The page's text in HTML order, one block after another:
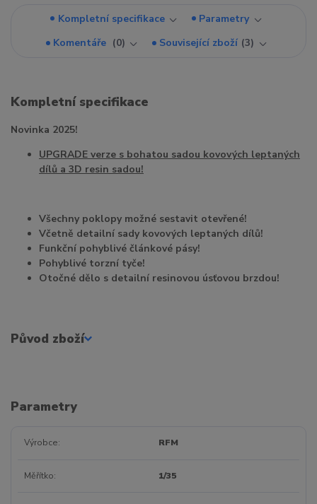
Kompletní specifikace
Parametry
Komentáře
0 Související zboží 3
Kompletní specifikace
Novinka 2025!
UPGRADE verze s bohatou sadou kovových leptaných
dílů a 3D resin sadou!
Všechny poklopy možné sestavit otevřené!
Včetně detailní sady kovových leptaných dílů!
Funkční pohyblivé článkové pásy!
Pohyblivé torzní tyče!
Otočné dělo s detailní resinovou úsťovou brzdou!
Původ zboží
Parametry
Výrobce RFM
Měřítko 1/35